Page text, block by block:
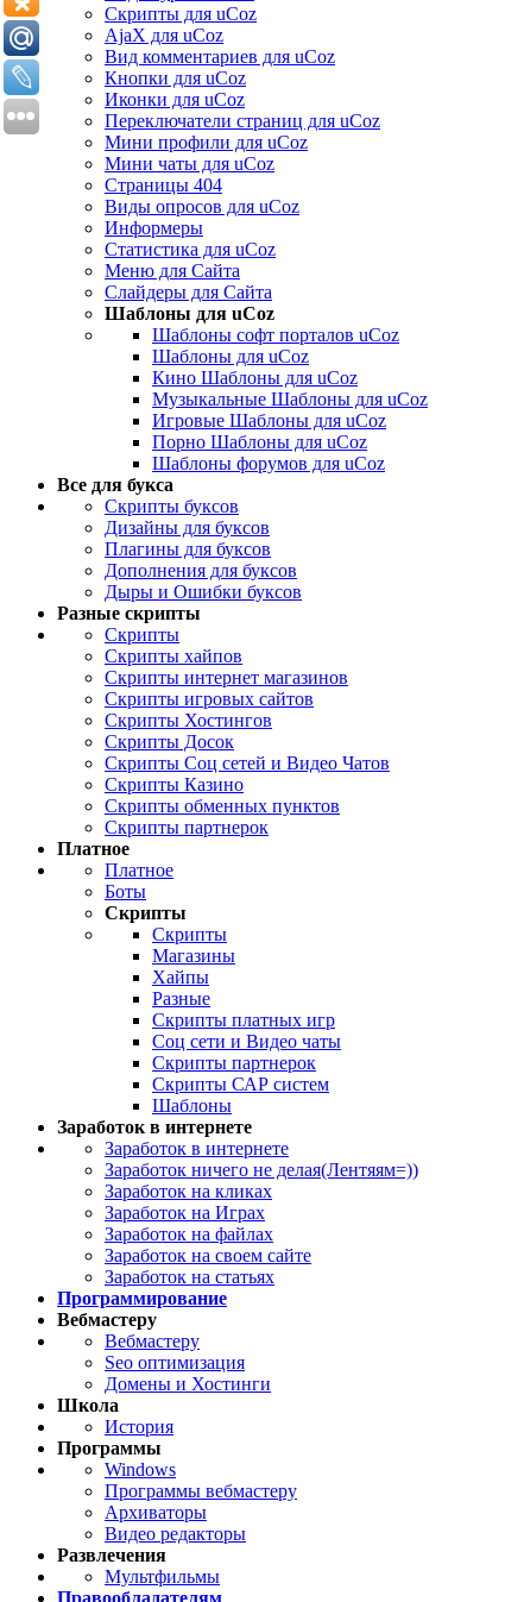
Скрипты для uCoz
AjaX для uCoz
Вид комментариев для uCoz
Кнопки для uCoz
Иконки для uCoz
Переключатели страниц для uCoz
Мини профили для uCoz
Мини чаты для uCoz
Страницы 404
Виды опросов для uCoz
Информеры
Статистика для uCoz
Меню для Сайта
Слайдеры для Сайта
Шаблоны для uCoz
Шаблоны софт порталов uCoz
Шаблоны для uCoz
Кино Шаблоны для uCoz
Музыкальные Шаблоны для uCoz
Игровые Шаблоны для uCoz
Порно Шаблоны для uCoz
Шаблоны форумов для uCoz
Все для букса
Скрипты буксов
Дизайны для буксов
Плагины для буксов
Дополнения для буксов
Дыры и Ошибки буксов
Разные скрипты
Скрипты
Скрипты хайпов
Скрипты интернет магазинов
Скрипты игровых сайтов
Скрипты Хостингов
Скрипты Досок
Скрипты Соц сетей и Видео Чатов
Скрипты Казино
Скрипты обменных пунктов
Скрипты партнерок
Платное
Платное
Боты
Скрипты
Скрипты
Магазины
Хайпы
Разные
Скрипты платных игр
Соц сети и Видео чаты
Скрипты партнерок
Скрипты САР систем
Шаблоны
Заработок в интернете
Заработок в интернете
Заработок ничего не делая(Лентяям=))
Заработок на кликах
Заработок на Играх
Заработок на файлах
Заработок на своем сайте
Заработок на статьях
Программирование
Вебмастеру
Вебмастеру
Seo оптимизация
Домены и Хостинги
Школа
История
Программы
Windows
Программы вебмастеру
Архиваторы
Видео редакторы
Развлечения
Мультфильмы
Правообладателям